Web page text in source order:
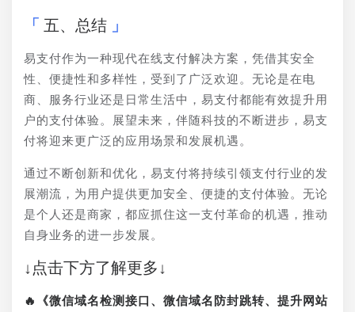
五、总结
易支付作为一种现代在线支付解决方案，凭借其安全
性、便捷性和多样性，受到了广泛欢迎。无论是在电
商、服务行业还是日常生活中，易支付都能有效提升用
户的支付体验。展望未来，伴随科技的不断进步，易支
付将迎来更广泛的应用场景和发展机遇。
通过不断创新和优化，易支付将持续引领支付行业的发
展潮流，为用户提供更加安全、便捷的支付体验。无论
是个人还是商家，都应抓住这一支付革命的机遇，推动
自身业务的进一步发展。
↓点击下方了解更多↓
🔥《微信域名检测接口、微信域名防封跳转、提升网站